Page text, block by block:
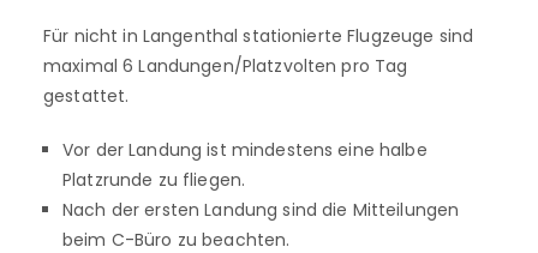
Für nicht in Langenthal stationierte Flugzeuge sind
maximal 6 Landungen/Platzvolten pro Tag
gestattet.
Vor der Landung ist mindestens eine halbe
Platzrunde zu fliegen.
Nach der ersten Landung sind die Mitteilungen
beim C-Büro zu beachten.